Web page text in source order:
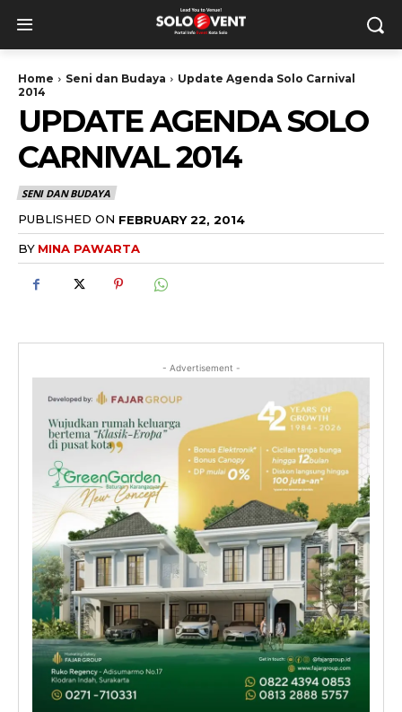
Home Seni dan Budaya
Update Agenda Solo Carnival
2014
UPDATE AGENDA SOLO
CARNIVAL 2014
SENI DAN BUDAYA
PUBLISHED ON FEBRUARY 22, 2014
BY MINA PAWARTA
- Advertisement -